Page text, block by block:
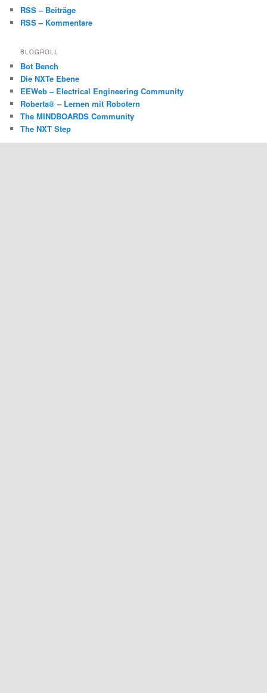
RSS – Beiträge
RSS – Kommentare
BLOGROLL
Bot Bench
Die NXTe Ebene
EEWeb – Electrical Engineering Community
Roberta® – Lernen mit Robotern
The MINDBOARDS Community
The NXT Step